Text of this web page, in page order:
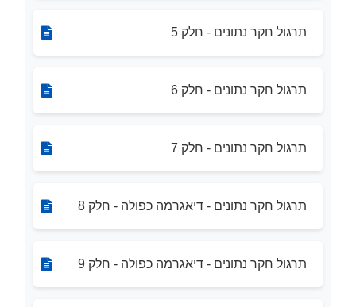
תרגול חקר נתונים - חלק 5
תרגול חקר נתונים - חלק 6
תרגול חקר נתונים - חלק 7
תרגול חקר נתונים - דיאגרמה כפולה - חלק 8
תרגול חקר נתונים - דיאגרמה כפולה - חלק 9